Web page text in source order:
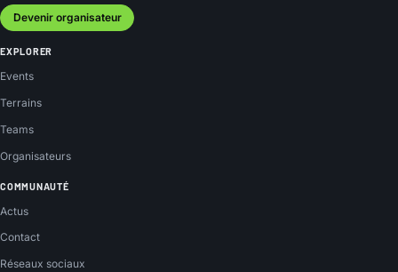
Devenir organisateur
EXPLORER
Events
Terrains
Teams
Organisateurs
COMMUNAUTÉ
Actus
Contact
Réseaux sociaux